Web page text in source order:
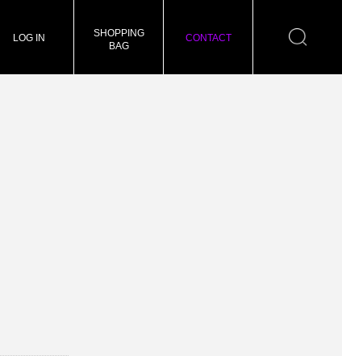
LOG IN
SHOPPING
BAG
CONTACT